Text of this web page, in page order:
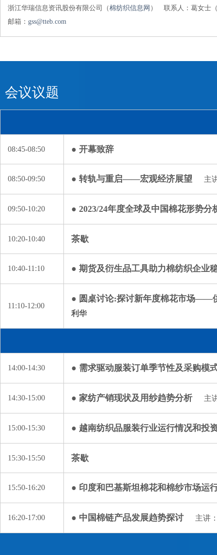
浙江华瑞信息资讯股份有限公司（棉纺织信息网 ）
联系人：葛女士
邮箱： gss@tteb.com
会议议题
08:45-08:50 ● 开幕致辞
08:50-09:50 ● 转轨与重启——宏观经济展望 主
09:50-10:20 ● 2023/24年度全球及中国棉花形势分
10:20-10:40 茶歇
10:40-11:10 ● 期货及衍生品工具助力棉纺织企业
11:10-12:00
● 圆桌讨论:探讨新年度棉花市场——
利华
14:00-14:30 ● 需求驱动服装订单季节性及采购模
14:30-15:00 ● 家纺产销现状及用纱趋势分析 主
15:00-15:30 ● 越南纺织品服装行业运行情况和投
15:30-15:50 茶歇
15:50-16:20 ● 印度和巴基斯坦棉花和棉纱市场运
16:20-17:00 ● 中国棉链产品发展趋势探讨 主讲